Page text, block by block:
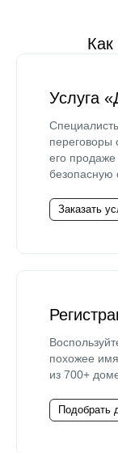
Как
Услуга
переговоры
его
безопасную
Заказать
похожее
из 700+
Подобрать